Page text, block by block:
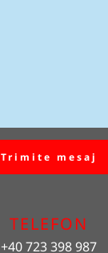
Trimite mesaj
TELEFON
+40 723 398 987